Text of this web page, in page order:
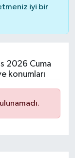
iyi bir
2026 Cuma
konumları